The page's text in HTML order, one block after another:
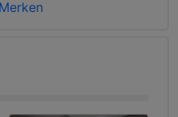
Merken